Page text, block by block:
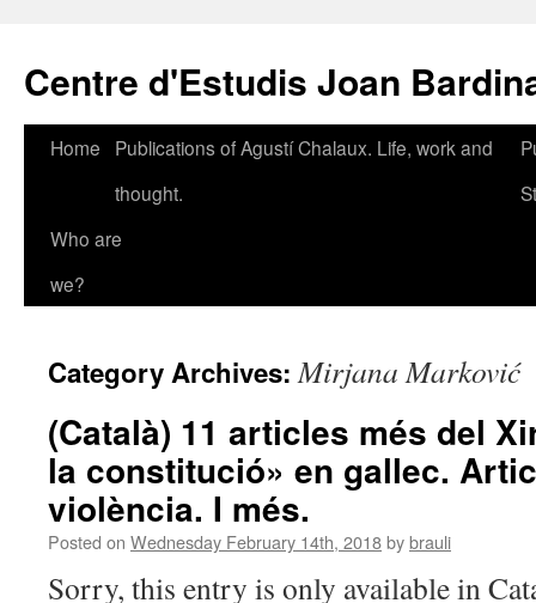
content
Centre d'Estudis Joan
Home
Publications of Agustí Chalaux. Life, work and
thought.
Who are
we?
Category Archives:Mirjana Marković
(Català) 11 articles més del
la constitució» en gallec.
violència. I més.
Posted on Wednesday February 14th, 2018bybrauli
Sorry, this entry is only available in